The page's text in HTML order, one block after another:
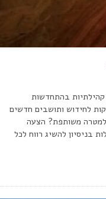
קהילתיות בהתחדשות
לחידוש ותושבים חדשים
למטרה משותפת? הצעה
בניסיון להשיג רווח לכל